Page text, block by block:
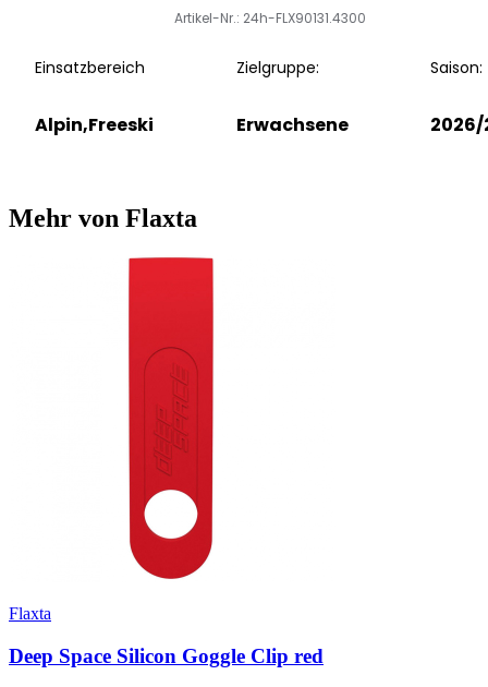
Artikel-Nr.: 24h-FLX90131.4300
Einsatzbereich
Alpin,Freeski
Zielgruppe:
Erwachsene
Saison:
2026/
Mehr von Flaxta
Flaxta
Deep Space Silicon Goggle Clip red